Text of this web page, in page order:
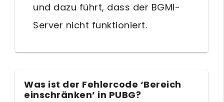
und dazu führt, dass der BGMI-
Server nicht funktioniert.
Was ist der Fehlercode ‘Bereich
einschränken’ in PUBG?